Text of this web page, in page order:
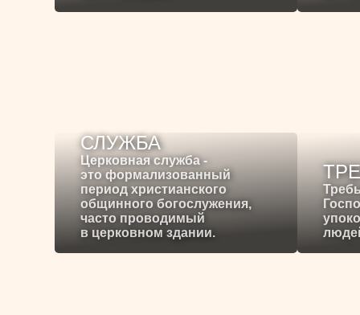
СЛУЖБА
Церковная служба -
это формализованный
период христианского
общинного богослужения,
часто проводимый
в церковном здании.